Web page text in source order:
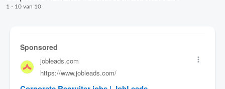
1 - 10 van 10